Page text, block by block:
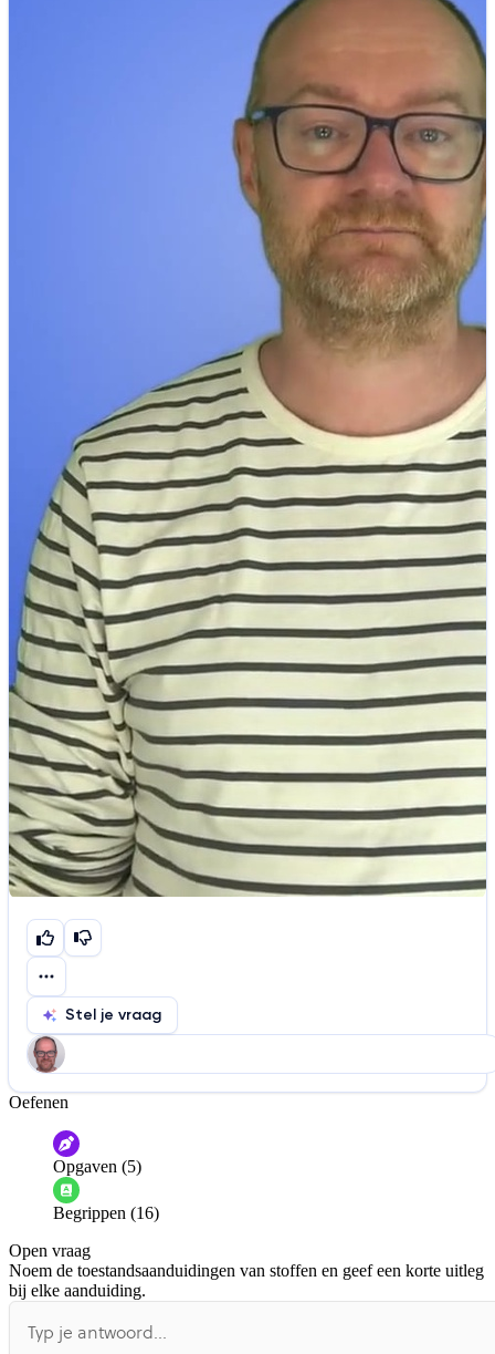
Stel je vraag
Help ons de video te verbeteren
De audio is slecht
Informatie is onjuist
De docent is te langdradig
De uitleg gaat te langzaam
Afspelen werkte niet
Oefenen
Opgaven (5)
Begrippen (16)
Open vraag
Noem de toestandsaanduidingen van stoffen en geef een korte uitleg
bij elke aanduiding.